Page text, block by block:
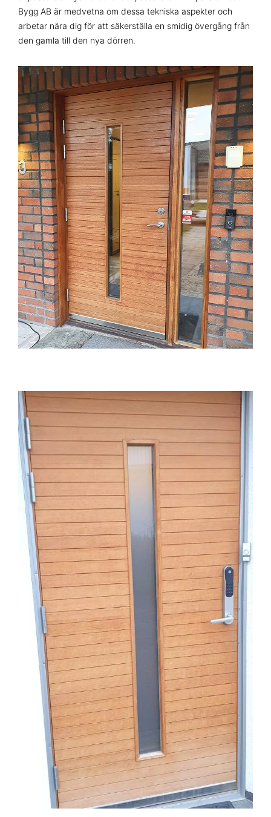
Bygg AB är medvetna om dessa tekniska aspekter och
arbetar nära dig för att säkerställa en smidig övergång från
den gamla till den nya dörren.